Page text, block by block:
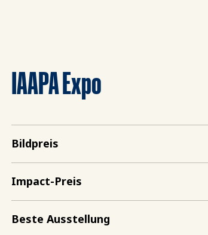
IAAPA Expo
Bildpreis
Impact-Preis
Beste Ausstellung